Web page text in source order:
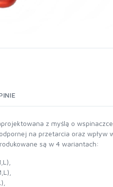
z myślą o
na przetarcia oraz
są w 4 wariantach: